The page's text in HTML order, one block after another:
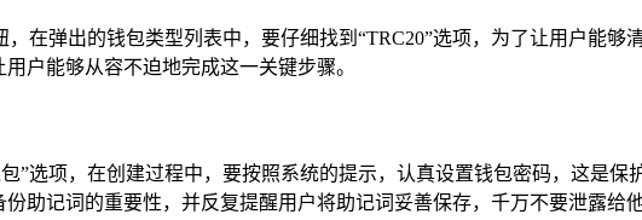
在弹出的钱包类型列表中，要仔细找到“TRC20”选项，为了让用户能够
户能够从容不迫地完成这一关键步骤。
”选项，在创建过程中，要按照系统的提示，认真设置钱包密码，这是
助记词的重要性，并反复提醒用户将助记词妥善保存，千万不要泄露